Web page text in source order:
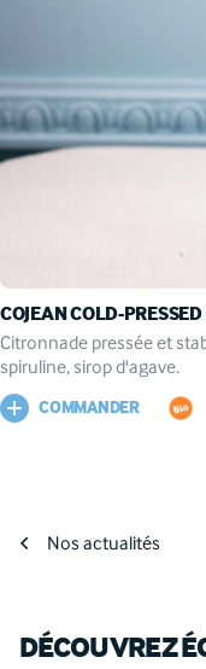
COJEAN COLD-
citronnade pressée et stabilisée par haute pression à froid : citron,
spiruline, sirop d'agave.
COMMANDER
Nos actualités
DÉCOUVREZ